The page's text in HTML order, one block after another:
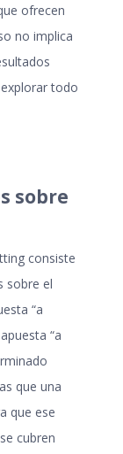
ofrecen
no implica
todo
sobre
consiste
sobre el
“a
“a
que una
que ese
cubren